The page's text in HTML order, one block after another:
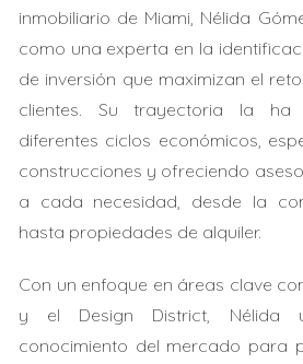
actualizados de riesgo y medidas
implementadas por el propietario
final.
"Los desastres naturales son
prepararte puede marcar una gran
tomando todas las precauciones
proteger tu inversión?
LA IMPORTANCIA
DE REEMPLAZO
inmobiliario de Miami, Nélida
como una experta en la
de inversión que maximizan el
clientes. Su trayectoria la
diferentes ciclos económicos,
construcciones y ofreciendo
a cada necesidad, desde la
hasta propiedades de alquiler.
Con un enfoque en áreas clave
y el Design District, Nélida
conocimiento del mercado para